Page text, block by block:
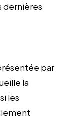
dernières
par
la
les